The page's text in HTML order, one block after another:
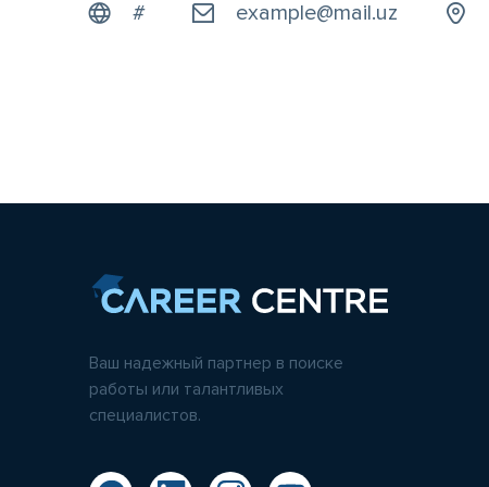
# example@mail.uz
Ваш надежный партнер в поиске
работы или талантливых
специалистов.